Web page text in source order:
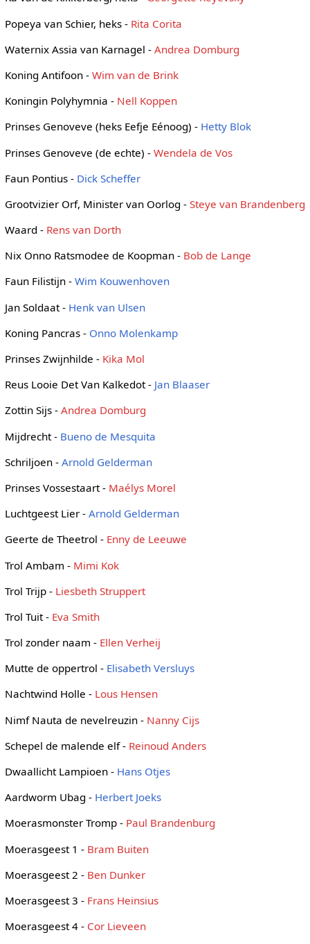
Popeya van Schier, heks - Rita Corita
Waternix Assia van Karnagel - Andrea Domburg
Koning Antifoon - Wim van de Brink
Koningin Polyhymnia - Nell Koppen
Prinses Genoveve (heks Eefje Eénoog) - Hetty Blok
Prinses Genoveve (de echte) - Wendela de Vos
Faun Pontius - Dick Scheffer
Grootvizier Orf, Minister van Oorlog - Steye van Brandenberg
Waard - Rens van Dorth
Nix Onno Ratsmodee de Koopman - Bob de Lange
Faun Filistijn - Wim Kouwenhoven
Jan Soldaat - Henk van Ulsen
Koning Pancras - Onno Molenkamp
Prinses Zwijnhilde - Kika Mol
Reus Looie Det Van Kalkedot - Jan Blaaser
Zottin Sijs - Andrea Domburg
Mijdrecht - Bueno de Mesquita
Schriljoen - Arnold Gelderman
Prinses Vossestaart - Maélys Morel
Luchtgeest Lier - Arnold Gelderman
Geerte de Theetrol - Enny de Leeuwe
Trol Ambam - Mimi Kok
Trol Trijp - Liesbeth Struppert
Trol Tuit - Eva Smith
Trol zonder naam - Ellen Verheij
Mutte de oppertrol - Elisabeth Versluys
Nachtwind Holle - Lous Hensen
Nimf Nauta de nevelreuzin - Nanny Cijs
Schepel de malende elf - Reinoud Anders
Dwaallicht Lampioen - Hans Otjes
Aardworm Ubag - Herbert Joeks
Moerasmonster Tromp - Paul Brandenburg
Moerasgeest 1 - Bram Buiten
Moerasgeest 2 - Ben Dunker
Moerasgeest 3 - Frans Heinsius
Moerasgeest 4 - Cor Lieveen